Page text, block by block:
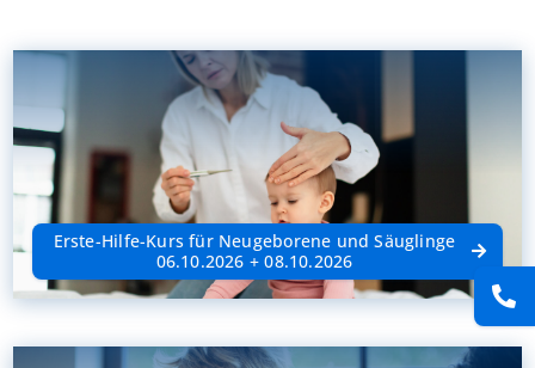
Suche
nach:
Erste-Hilfe-Kurs für Neugeborene und Säuglinge
06.10.2026 + 08.10.2026